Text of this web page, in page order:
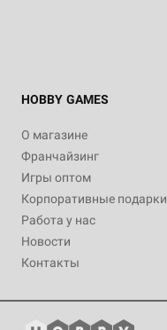
HOBBY GAMES
О магазине
Франчайзинг
Игры оптом
Корпоративные подарки
Работа у нас
Новости
Контакты